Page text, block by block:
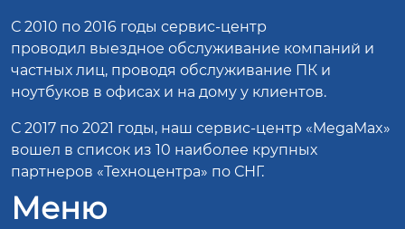
С 2010 по 2016 годы сервис-центр
проводил выездное обслуживание компаний и
частных лиц, проводя обслуживание ПК и
ноутбуков в офисах и на дому у клиентов.
С 2017 по 2021 годы, наш сервис-центр «MegaMax»
вошел в список из 10 наиболее крупных
партнеров «Техноцентра» по СНГ.
Меню